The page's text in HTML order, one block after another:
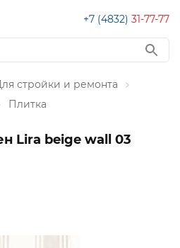
+7 (4832) 31-77-77
стройки и ремонта
Плитка
Lira beige wall 03